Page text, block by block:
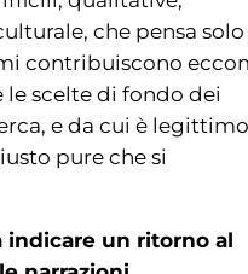
che pensa solo
contribuiscono
le scelte di fondo dei
e da cui è legittimo
pure che si
indicare un ritorno al